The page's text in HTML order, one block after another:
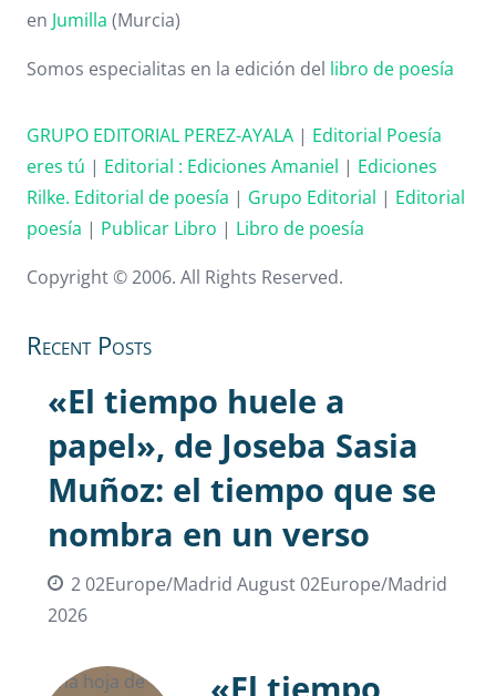
en Jumilla (Murcia)
Somos especialitas en la edición del libro de poesía
GRUPO EDITORIAL PEREZ-AYALA | Editorial Poesía
eres tú | Editorial : Ediciones Amaniel | Ediciones
Rilke. Editorial de poesía | Grupo Editorial | Editorial
poesía | Publicar Libro | Libro de poesía
Copyright © 2006. All Rights Reserved.
Recent Posts
«El tiempo huele a
papel», de Joseba Sasia
Muñoz: el tiempo que se
nombra en un verso
2 02Europe/Madrid August 02Europe/Madrid
2026